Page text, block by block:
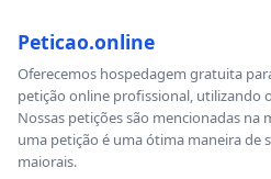
Peticao.online
Oferecemos hospedagem gratuita
petição online profissional, utilizando
Nossas petições são mencionadas na
uma petição é uma ótima maneira de
maiorais.